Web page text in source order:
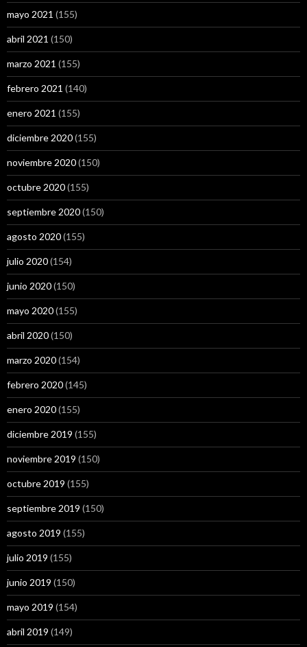
mayo 2021 (155)
abril 2021 (150)
marzo 2021 (155)
febrero 2021 (140)
enero 2021 (155)
diciembre 2020(155)
noviembre 2020(150)
octubre 2020(155)
septiembre 2020(150)
agosto 2020(155)
julio 2020(154)
junio 2020(150)
mayo 2020(155)
abril 2020(150)
marzo 2020(154)
febrero 2020(145)
enero 2020(155)
diciembre 2019 (155)
noviembre 2019 (150)
octubre 2019 (155)
septiembre 2019 (150)
agosto 2019 (155)
julio 2019 (155)
junio 2019 (150)
mayo 2019 (154)
abril 2019 (149)